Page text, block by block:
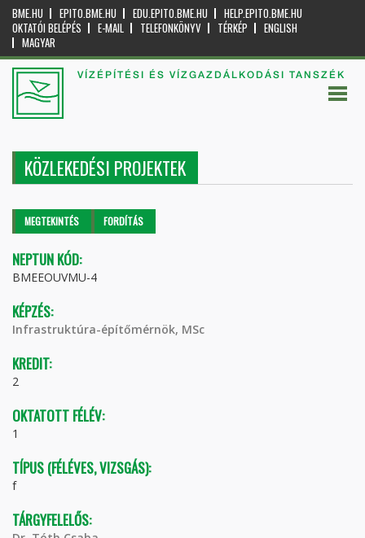
BME.HU EPITO.BME.HU EDU.EPITO.BME.HU
HELP.EPITO.BME.HU
OKTATÓI BELÉPÉS
E-MAIL TELEFONKÖNYV TÉRKÉP
ENGLISH
MAGYAR
VÍZÉPÍTÉSI ÉS VÍZGAZDÁLKODÁSI TANSZÉK
KÖZLEKEDÉSI PROJEKTEK
Elsődleges fülek
MEGTEKINTÉS (AKTÍVFORDÍTÁS
NEPTUN KÓD:
BMEEOUVMU-4
KÉPZÉS:
Infrastruktúra-építőmérnök, MSc
KREDIT:
2
OKTATOTT FÉLÉV:
1
TÍPUS (FÉLÉVES, VIZSGÁS):
f
TÁRGYFELELŐS: